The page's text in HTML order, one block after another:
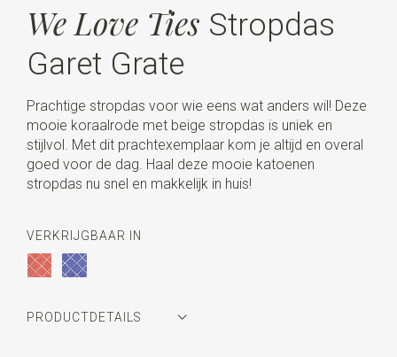
We Love Ties Stropdas
Garet Grate
Prachtige stropdas voor wie eens wat anders wil! Deze
mooie koraalrode met beige stropdas is uniek en
stijlvol. Met dit prachtexemplaar kom je altijd en overal
goed voor de dag. Haal deze mooie katoenen
stropdas nu snel en makkelijk in huis!
VERKRIJGBAAR IN
PRODUCTDETAILS